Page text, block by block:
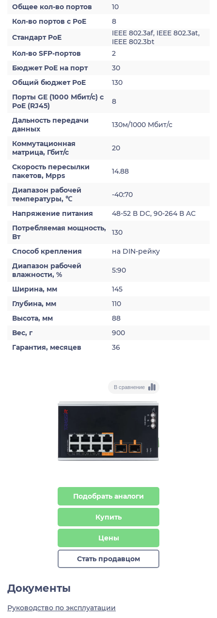
Общее кол-во портов
10
Кол-во портов с PoE
8
Стандарт PoE
IEEE 802.3af, IEEE 802.3at,
IEEE 802.3bt
Кол-во SFP-портов
2
Бюджет PoE на порт
30
Общий бюджет PoE
130
Порты GE (1000 Мбит/с) с
PoE (RJ45)
8
Дальность передачи
данных
130м/1000 Мбит/с
Коммутационная
матрица, Гбит/с
20
Скорость пересылки
пакетов, Mpps
14.88
Диапазон рабочей
температуры, ℃
-40:70
Напряжение питания
48-52 В DC, 90-264 В AC
Потребляемая мощность,
Вт
130
Способ крепления
на DIN-рейку
Диапазон рабочей
влажности, %
5:90
Ширина, мм
145
Глубина, мм
110
Высота, мм
88
Вес, г
900
Гарантия, месяцев
36
В сравнение
Подобрать аналоги
Купить
Цены
Стать продавцом
Документы
Руководство по эксплуатации